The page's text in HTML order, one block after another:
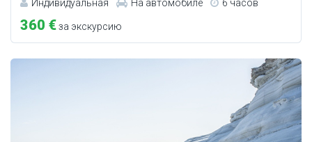
Индивидуальная На автомобиле 6 часов
360 €за экскурсию